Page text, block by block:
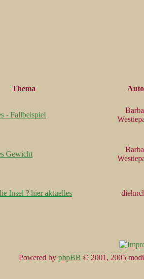
Thema
- Fallbeispiel
Gewicht
Insel ? hier aktuelles
Powered by phpBB © 2001, 2005